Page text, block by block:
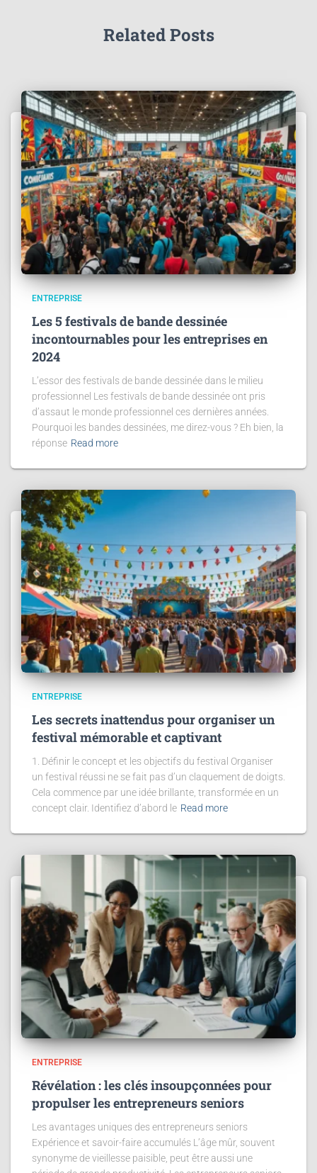
Related Posts
ENTREPRISE
Les 5 festivals de bande dessinée
incontournables pour les entreprises en
2024
L’essor des festivals de bande dessinée dans le milieu
professionnel Les festivals de bande dessinée ont pris
d’assaut le monde professionnel ces dernières années.
Pourquoi les bandes dessinées, me direz-vous ? Eh bien, la
réponse Read more
ENTREPRISE
Les secrets inattendus pour organiser un
festival mémorable et captivant
1. Définir le concept et les objectifs du festival Organiser
un festival réussi ne se fait pas d’un claquement de doigts.
Cela commence par une idée brillante, transformée en un
concept clair. Identifiez d’abord le Read more
ENTREPRISE
Révélation : les clés insoupçonnées pour
propulser les entrepreneurs seniors
Les avantages uniques des entrepreneurs seniors
Expérience et savoir-faire accumulés L’âge mûr, souvent
synonyme de vieillesse paisible, peut être aussi une